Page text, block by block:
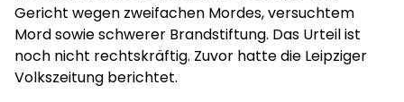
Gericht wegen zweifachen Mordes, versuchtem
Mord sowie schwerer Brandstiftung. Das Urteil ist
noch nicht rechtskräftig. Zuvor hatte die Leipziger
Volkszeitung berichtet.